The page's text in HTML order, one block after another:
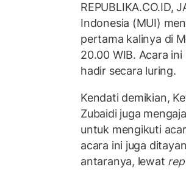
REPUBLIKA.CO.ID,
Indonesia (MUI)
pertama kalinya di
20.00 WIB. Acara
hadir secara luring.
Kendati demikian,
Zubaidi juga
untuk mengikuti
acara ini juga
antaranya, lewat